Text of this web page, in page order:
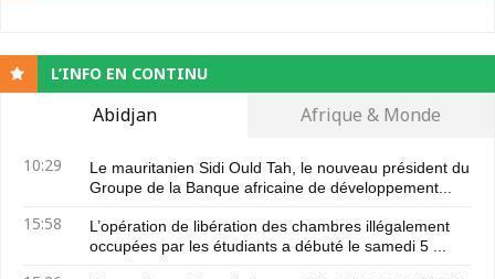
L’INFO EN CONTINU
Abidjan Afrique & Monde
10:29
Le mauritanien Sidi Ould Tah, le nouveau président du
Groupe de la Banque africaine de développement...
15:58
L’opération de libération des chambres illégalement
occupées par les étudiants a débuté le samedi 5 ...